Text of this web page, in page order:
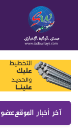
آخر أخبار الموقع :